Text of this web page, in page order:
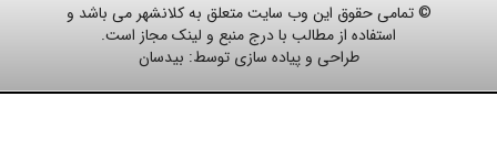
© تمامی حقوق این وب سایت متعلق به کلانشهر می باشد و
استفاده از مطالب با درج منبع و لینک مجاز است.
طراحی و پیاده سازی توسط: بیدسان